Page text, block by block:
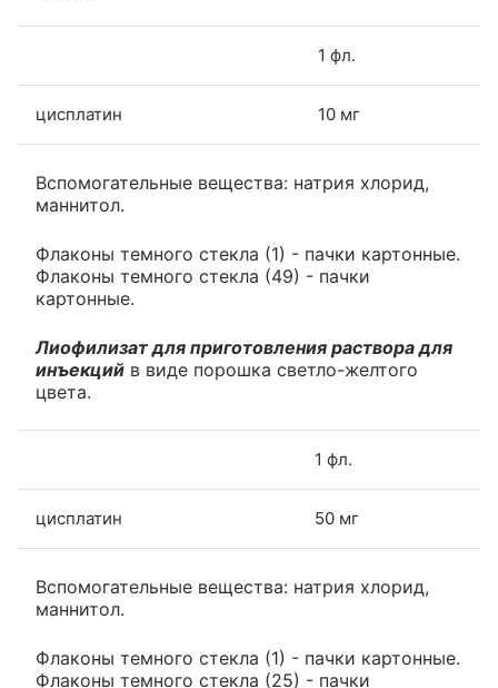
1 фл.
цисплатин 10 мг
Вспомогательные вещества: натрия хлорид,
маннитол.
Флаконы темного стекла (1) - пачки картонные.
Флаконы темного стекла (49) - пачки
картонные.
Лиофилизат для приготовления раствора для
инъекций в виде порошка светло-желтого
цвета.
1 фл.
цисплатин 50 мг
Вспомогательные вещества: натрия хлорид,
маннитол.
Флаконы темного стекла (1) - пачки картонные.
Флаконы темного стекла (25) - пачки